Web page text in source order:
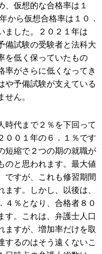
、仮想的な合格率は１
から仮想合格率は１０．
ました。２０２１年は
備試験の受験者と法科大
を低く保っていたもの
率がさらに低くなってき
や予備試験が支えている
ん。
時代まで２％を下回って
００１年の６．１％です
短縮で２つの期の就職が
のと思われます。最大値
ですが、これも修習期間
す。しかし、以後は、
４％となり、合格者８０
す。これは、弁護士人口
ますが、増加率だけを取
するのはそう遠くないこ